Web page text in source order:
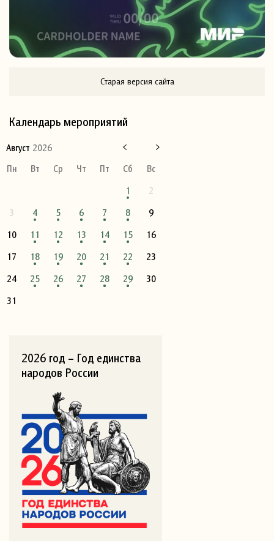
Старая версия сайта
Календарь мероприятий
Август 2026
Пн
Вт Ср Чт Пт Сб
Вс
1
2
3
4 5 6 7 8
9
10
11 12 13 14 15
16
17
18 19 20 21 22
23
24
25 26 27 28 29
30
31
2026 год – Год единства
народов России